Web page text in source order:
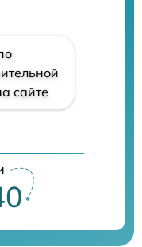
сайте